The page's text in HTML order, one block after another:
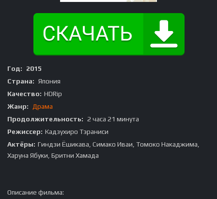
Год:
2015
Страна: Япония
Качество: HDRip
Жанр:
Драма
Продолжительность: 2 часа 21 минута
Режиссер: Кадзухиро Тэраниси
Актёры: Гиндзи Ёшикава, Симако Иваи, Томоко Накаджима,
Харуна Ябуки, Бритни Хамада
Описание фильма: